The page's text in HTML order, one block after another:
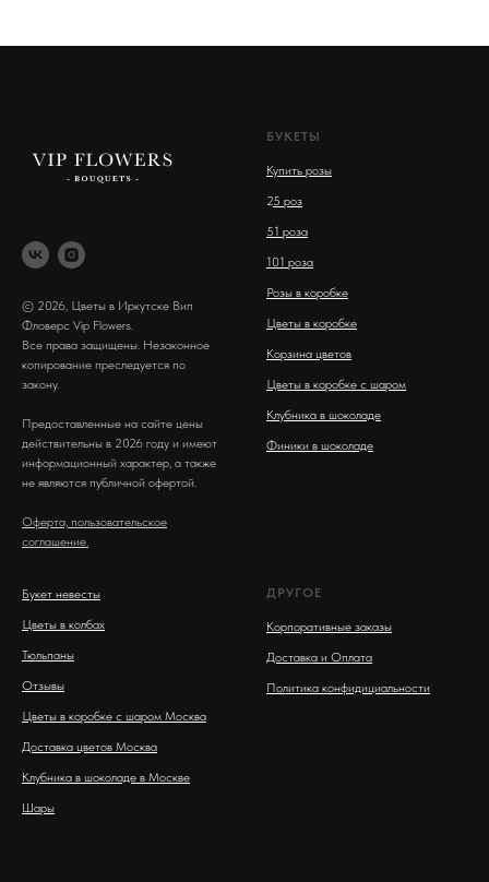
© 2026, Цветы в Иркутске Вип
Фловерс Vip Flowers.
Все права защищены. Незаконное
копирование преследуется по
закону.
Предоставленные на сайте цены
действительны в 2026 году и имеют
информационный характер, а также
не являются публичной офертой.
Оферта, пользовательское
соглашение.
БУКЕТЫ
Купить розы
25 роз
51 роза
101 роза
Розы в коробке
Цветы в коробке
Корзина цветов
Цветы в коробке с шаром
Клубника в шоколаде
Финики в шоколаде
Букет невесты
Цветы в колбах
Тюльпаны
Отзывы
Цветы в коробке с шаром Москва
Доставка цветов Москва
Клубника в шоколаде в Москве
Шары
ДРУГОЕ
Корпоративные заказы
Доставка и Оплата
Политика конфидициальности